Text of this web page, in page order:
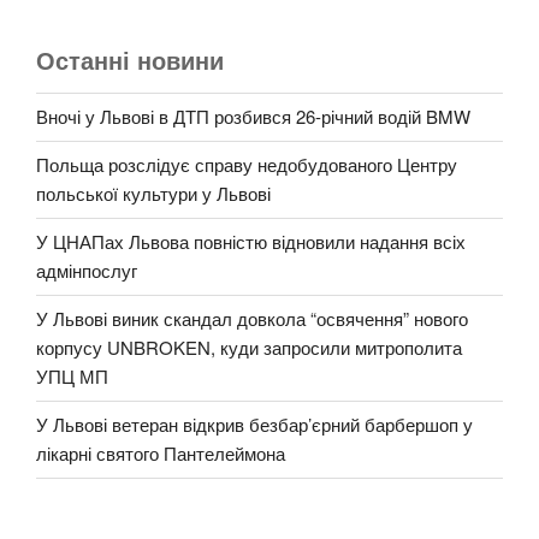
Останні новини
Вночі у Львові в ДТП розбився 26-річний водій BMW
Польща розслідує справу недобудованого Центру
польської культури у Львові
У ЦНАПах Львова повністю відновили надання всіх
адмінпослуг
У Львові виник скандал довкола “освячення” нового
корпусу UNBROKEN, куди запросили митрополита
УПЦ МП
У Львові ветеран відкрив безбар’єрний барбершоп у
лікарні святого Пантелеймона